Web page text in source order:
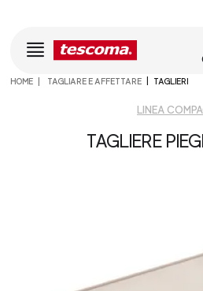
HOME TAGLIARE E AFFETTARE TAGLIERI
LINEA
TAGLIERE